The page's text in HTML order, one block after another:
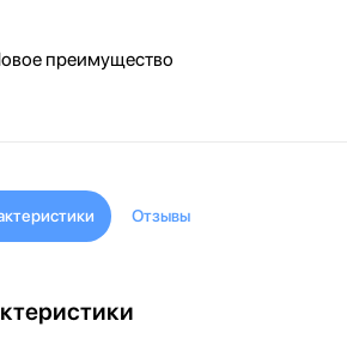
преимущество
Отзывы